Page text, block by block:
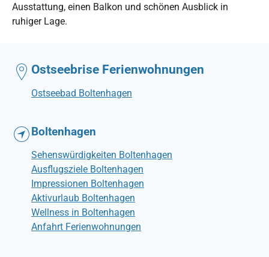
Ausstattung, einen Balkon und schönen Ausblick in
ruhiger Lage.
Ostseebrise Ferienwohnungen
Ostseebad Boltenhagen
Boltenhagen
Sehenswürdigkeiten Boltenhagen
Ausflugsziele Boltenhagen
Impressionen Boltenhagen
Aktivurlaub Boltenhagen
Wellness in Boltenhagen
Anfahrt Ferienwohnungen